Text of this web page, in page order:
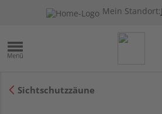
Mein Standort:
Sichtschutzzäune